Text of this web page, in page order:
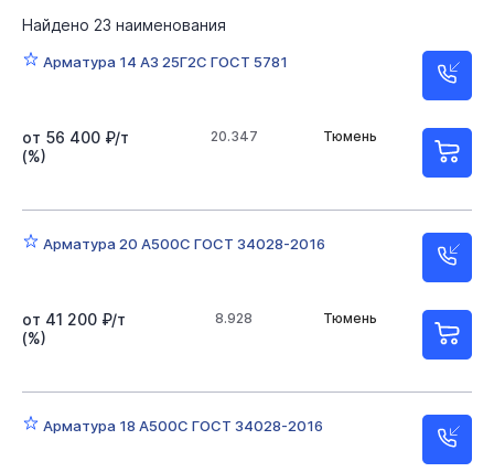
Найдено 23 наименования
Арматура 14 А3 25Г2С ГОСТ 5781
Тюмень
20.347
от 56 400 ₽/т
(%)
Арматура 20 А500С ГОСТ 34028-2016
Тюмень
8.928
от 41 200 ₽/т
(%)
Арматура 18 А500С ГОСТ 34028-2016